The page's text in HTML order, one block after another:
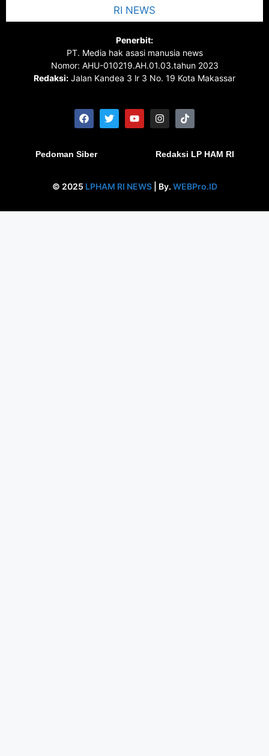
Penerbit:
PT. Media hak asasi manusia news
Nomor: AHU-010219.AH.01.03.tahun 2023
Redaksi: Jalan Kandea 3 lr 3 No. 19 Kota Makassar
Pedoman Siber Redaksi LP HAM RI
© 2025 LPHAM RI NEWS| By. WEBPro.ID